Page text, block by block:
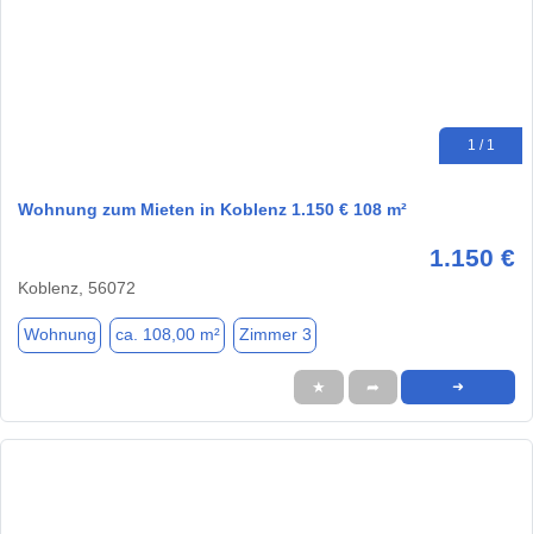
1 / 1
Wohnung zum Mieten in Koblenz 1.150 € 108 m²
1.150 €
Koblenz, 56072
Wohnung ca. 108,00 m² Zimmer 3
★ ➦ ➜